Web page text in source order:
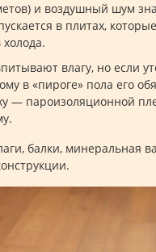
и воздушный шум
в плитах,
влагу, но если
в «пироге» пола его
— пароизоляционной
балки, минеральная